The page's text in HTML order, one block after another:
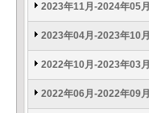
2023年11月-2024年05月
2023年04月-2023年10月
2022年10月-2023年03月
2022年06月-2022年09月